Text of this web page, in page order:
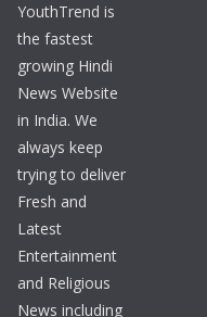
YouthTrend is
the fastest
growing Hindi
News Website
in India. We
always keep
trying to deliver
Fresh and
Latest
Entertainment
and Religious
News including